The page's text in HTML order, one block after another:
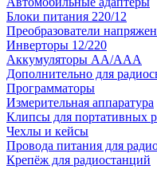
Блоки питания 220/12
Преобразователи
Инверторы 12/220
Аккумуляторы АА/ААА
Дополнительно для
Программаторы
Измерительная аппаратура
Клипсы для портативных
Чехлы и кейсы
Провода питания для
Крепёж для радиостанций